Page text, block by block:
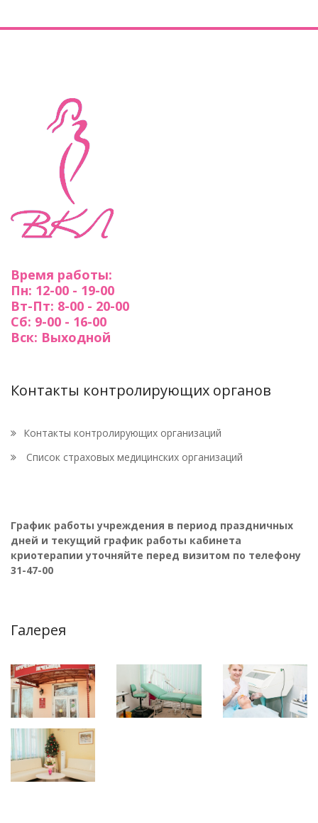
Время работы:
Пн: 12-00 - 19-00
Вт-Пт: 8-00 - 20-00
Сб: 9-00 - 16-00
Вск: Выходной
Контакты контролирующих органов
Контакты контролирующих организаций
Список страховых медицинских организаций
График работы учреждения в период праздничных
дней и текущий график работы кабинета
криотерапии уточняйте перед визитом по телефону
31-47-00
Галерея